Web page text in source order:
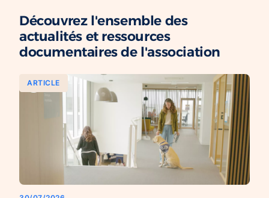
Découvrez l'ensemble des
actualités et ressources
documentaires de l'association
ARTICLE